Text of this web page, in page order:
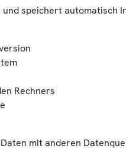
speichert automatisch
Rechners
mit anderen